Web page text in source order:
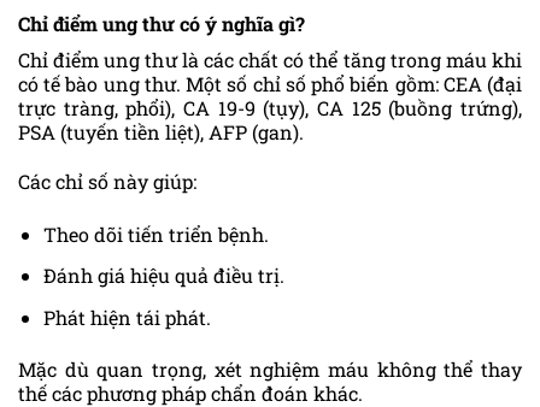
Chỉ điểm ung thư có ý nghĩa gì?
Chỉ điểm ung thư là các chất có thể tăng trong máu khi
có tế bào ung thư. Một số chỉ số phổ biến gồm: CEA (đại
trực tràng, phổi), CA 19-9 (tụy), CA 125 (buồng trứng),
PSA (tuyến tiền liệt), AFP (gan).
Các chỉ số này giúp:
Theo dõi tiến triển bệnh.
Đánh giá hiệu quả điều trị.
Phát hiện tái phát.
Mặc dù quan trọng, xét nghiệm máu không thể thay
thế các phương pháp chẩn đoán khác.